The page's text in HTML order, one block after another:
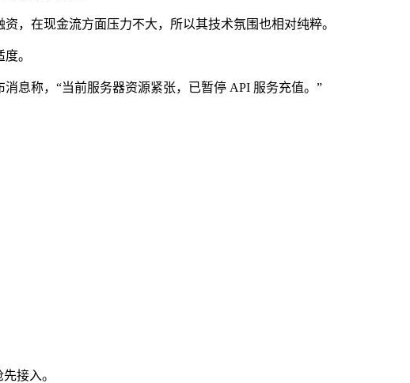
，在现金流方面压力不大，所以其技术氛围也相对纯粹。
。
息称，“当前服务器资源紧张，已暂停 API 服务充值。”
接入。